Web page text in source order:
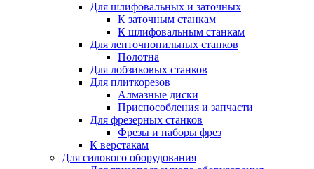
Для шлифовальных и заточных
К заточным станкам
К шлифовальным станкам
Для ленточнопильных станков
Полотна
Для лобзиковых станков
Для плиткорезов
Алмазные диски
Приспособления и запчасти
Для фрезерных станков
Фрезы и наборы фрез
К верстакам
Для силового оборудования